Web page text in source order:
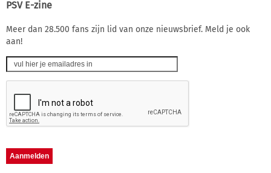
PSV E-zine
Meer dan 28.500 fans zijn lid van onze nieuwsbrief. Meld je ook
aan!